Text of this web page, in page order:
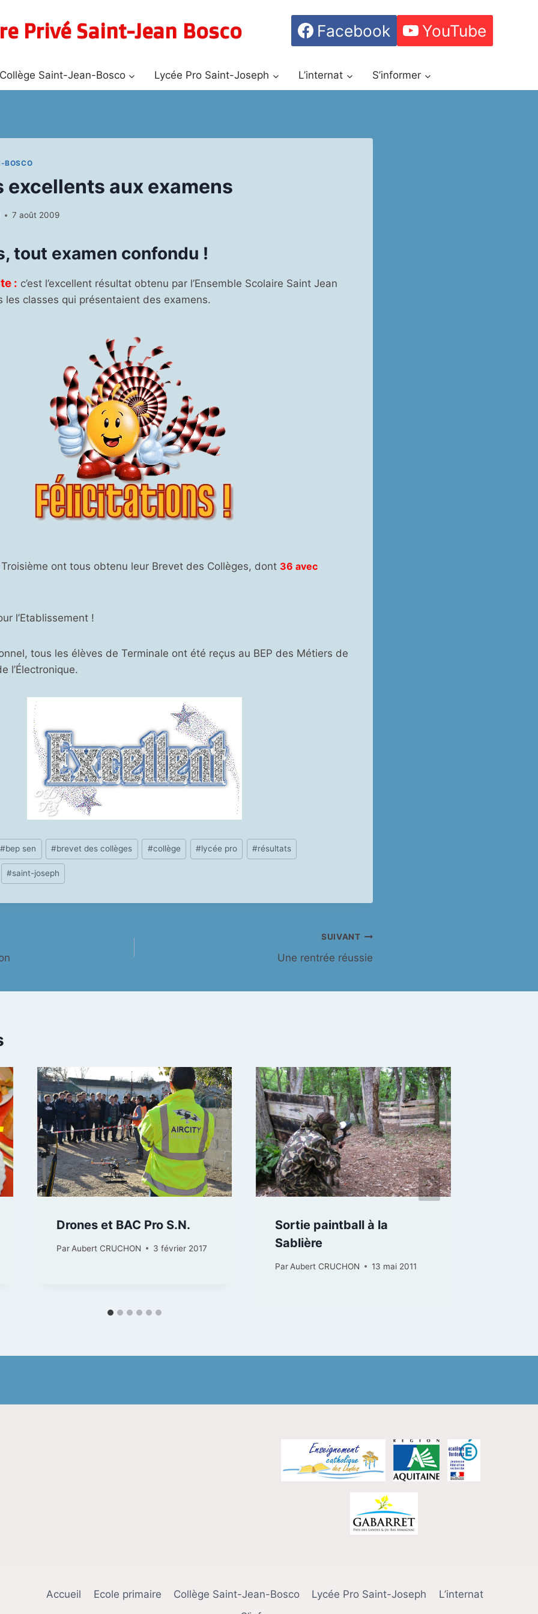
Privé Saint-Jean Bosco Facebook YouTube
Collège Saint-Jean-Bosco Lycée Pro Saint-Joseph L’internat S’informer
BOSCO
excellents aux examens
7 août 2009
tout examen confondu !
: c’est l’excellent résultat obtenu par l’Ensemble Scolaire Saint Jean
les classes qui présentaient des examens.
ont tous obtenu leur Brevet des Collèges, dont 36 avec
l’Etablissement !
tous les élèves de Terminale ont été reçus au BEP des Métiers de
l’Électronique.
#bep sen #brevet des collèges #collège #lycée pro #résultats
#saint-joseph
SUIVANT
Une rentrée réussie
Drones et BAC Pro S.N.
Par Aubert CRUCHON 3 février 2017
Sortie paintball à la
Sablière
Par Aubert CRUCHON 13 mai 2011
Accueil Ecole primaire Collège Saint-Jean-Bosco Lycée Pro Saint-Joseph
L’internat